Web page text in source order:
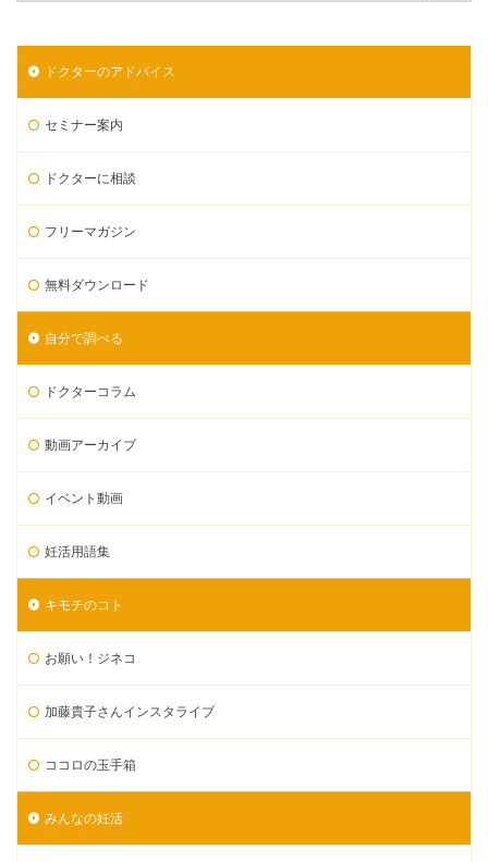
ドクターのアドバイス
セミナー案内
ドクターに相談
フリーマガジン
無料ダウンロード
自分で調べる
ドクターコラム
動画アーカイブ
イベント動画
妊活用語集
キモチのコト
お願い！ジネコ
加藤貴子さんインスタライブ
ココロの玉手箱
みんなの妊活